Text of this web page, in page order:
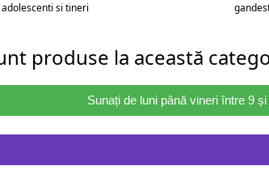
si tineri
produse la această
Sunați de luni până vineri între 9